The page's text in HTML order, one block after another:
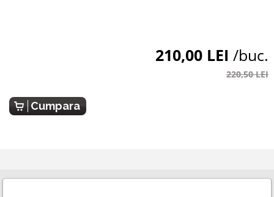
210,00 LEI /buc.
220,50 LEI
Cumpara